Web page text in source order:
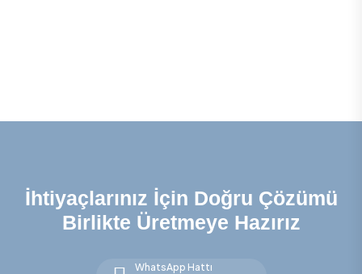
İhtiyaçlarınız İçin Doğru Çözümü
Birlikte Üretmeye Hazırız
WhatsApp Hattı